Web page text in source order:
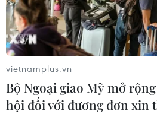
vietnamplus.vn
Bộ Ngoại giao Mỹ mở
hội đối với đương đơn xin